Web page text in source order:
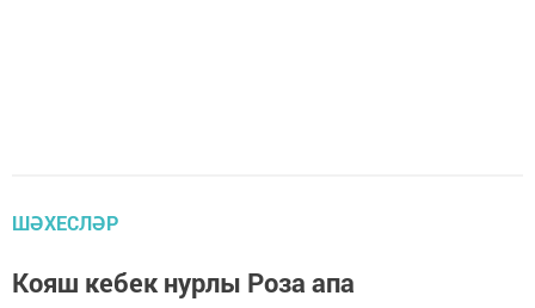
ШӘХЕСЛӘР
Кояш кебек нурлы Роза апа